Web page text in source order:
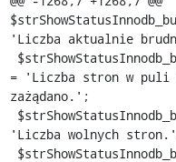
'Liczba aktualnie
= 'Liczba stron w puli
zażądano.';
'Liczba wolnych